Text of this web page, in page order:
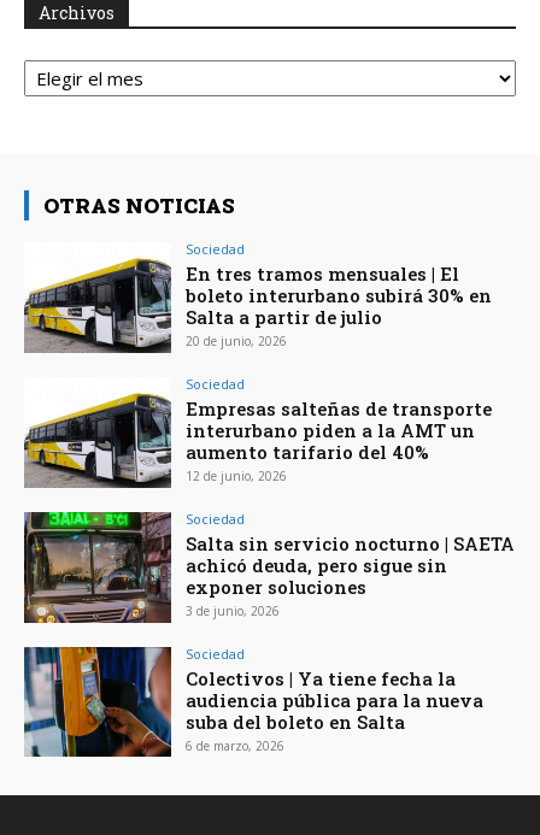
Archivos
Archivos
OTRAS NOTICIAS
Sociedad
En tres tramos mensuales | El
boleto interurbano subirá 30% en
Salta a partir de julio
20 de junio, 2026
Sociedad
Empresas salteñas de transporte
interurbano piden a la AMT un
aumento tarifario del 40%
12 de junio, 2026
Sociedad
Salta sin servicio nocturno | SAETA
achicó deuda, pero sigue sin
exponer soluciones
3 de junio, 2026
Sociedad
Colectivos | Ya tiene fecha la
audiencia pública para la nueva
suba del boleto en Salta
6 de marzo, 2026